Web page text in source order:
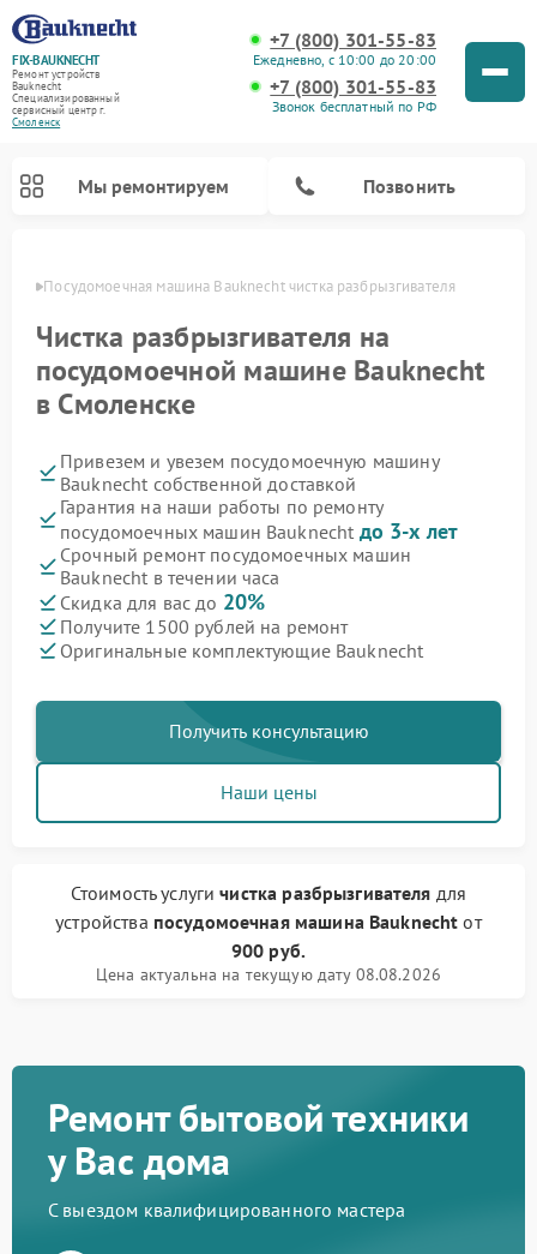
FIX-BAUKNECHT
Ремонт устройств
Bauknecht
Специализированный
cервисный центр г.
Смоленск
+7 (800) 301-55-83
Ежедневно, с 10:00 до 20:00
+7 (800) 301-55-83
Звонок бесплатный по РФ
Мы ремонтируем Позвонить
Посудомоечная машина Bauknecht чистка разбрызгивателя
Чистка разбрызгивателя на
посудомоечной машине Bauknecht
в Смоленске
Привезем и увезем посудомоечную машину
Bauknecht собственной доставкой
Гарантия на наши работы по ремонту
посудомоечных машин Bauknecht до 3-х лет
Срочный ремонт посудомоечных машин
Bauknecht в течении часа
Скидка для вас до 20%
Получите 1500 рублей на ремонт
Оригинальные комплектующие Bauknecht
Получить консультацию
Наши цены
Стоимость услугичистка разбрызгивателя для
устройства посудомоечная машина Bauknecht от
900 руб.
Цена актуальна на текущую дату 08.08.2026
Ремонт бытовой техники
у Вас дома
С выездом квалифицированного мастера